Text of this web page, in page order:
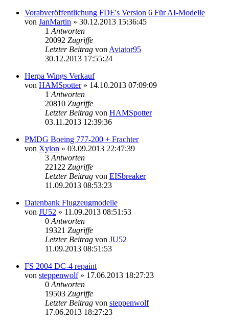
Vorabveröffentlichung FDE's Version 6 Für AI-Modelle
von JanMartin » 30.12.2013 15:36:45
1 Antworten
20092 Zugriffe
Letzter Beitrag von Aviator95
30.12.2013 17:55:24
Herpa Wings Verkauf
von HAMSpotter» 14.10.2013 07:09:09
1 Antworten
20810 Zugriffe
Letzter Beitrag von HAMSpotter
03.11.2013 12:39:36
PMDG Boeing 777-200 + Frachter
von Xylon » 03.09.2013 22:47:39
3 Antworten
22122 Zugriffe
Letzter Beitrag von EISbreaker
11.09.2013 08:53:23
Datenbank Flugzeugmodelle
von JU52 » 11.09.2013 08:51:53
0 Antworten
19321 Zugriffe
Letzter Beitrag von JU52
11.09.2013 08:51:53
FS 2004 DC-4 repaint
von steppenwolf» 17.06.2013 18:27:23
0 Antworten
19503 Zugriffe
Letzter Beitrag von steppenwolf
17.06.2013 18:27:23